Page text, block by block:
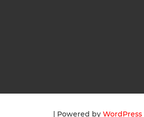
| Powered by WordPress